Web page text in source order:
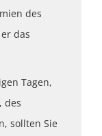
des
das
Tagen,
des
sollten Sie